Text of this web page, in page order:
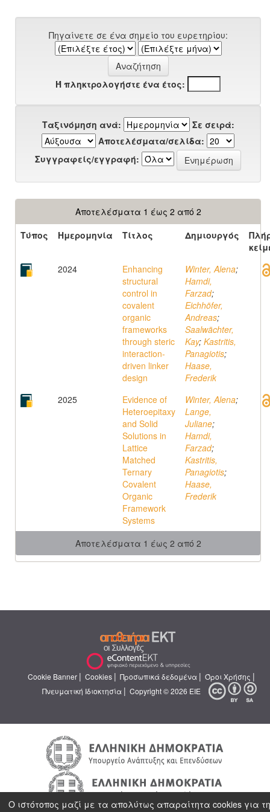
Πηγαίνετε σε ένα σημείο του ευρετηρίου:
Ή πληκτρολογήστε ένα έτος:
Ταξινόμηση ανά:
Σε σειρά:
Αποτελέσματα/σελίδα:
Συγγραφείς/εγγραφή:
Αποτελέσματα 1 έως 2 από 2
Τύπος
Ημερομηνία Τίτλος Δημιουργός
2024
Enhancing
structural
control in
covalent
organic
frameworks
through steric
interaction-
driven linker
design
Winter, Alena;
Hamdi,
Farzad;
Eichhöfer,
Andreas;
Saalwächter,
Kay; Kastritis,
Panagiotis;
Haase,
Frederik
2025
Evidence of
Heteroepitaxy
and Solid
Solutions in
Lattice
Matched
Ternary
Covalent
Organic
Framework
Systems
Winter, Alena;
Lange,
Juliane;
Hamdi,
Farzad;
Kastritis,
Panagiotis;
Haase,
Frederik
Αποτελέσματα 1 έως 2 από 2
Cookie Banner | Cookies | Προσωπικά δεδομένα | Όροι Χρήσης |
Πνευματική Ιδιοκτησία | Copyright © 2026 ΕΙΕ
Ο ιστότοπος μαζί με τα απολύτως απαραίτητα cookies για